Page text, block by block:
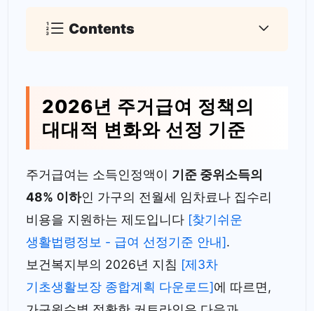
Contents
2026년 주거급여 정책의
대대적 변화와 선정 기준
주거급여는 소득인정액이 기준 중위소득의
48% 이하인 가구의 전월세 임차료나 집수리
비용을 지원하는 제도입니다 [찾기쉬운
생활법령정보 - 급여 선정기준 안내].
보건복지부의 2026년 지침 [제3차
기초생활보장 종합계획 다운로드]에 따르면,